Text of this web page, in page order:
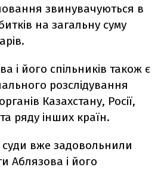
звинувачуються в
на загальну суму
і його спільників також є
розслідування
Казахстану, Росії,
ряду інших країн.
суди вже задовольнили
Аблязова і його